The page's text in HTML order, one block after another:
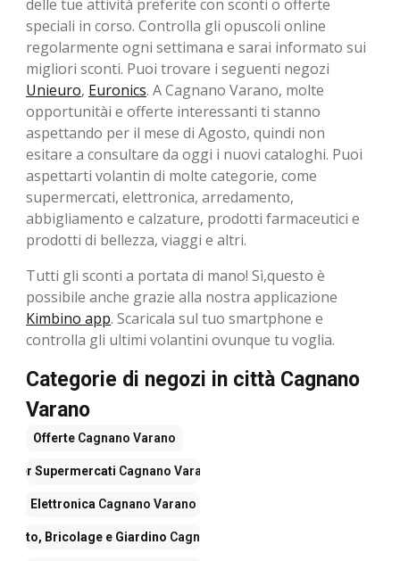
delle tue attività preferite con sconti o offerte
speciali in corso. Controlla gli opuscoli online
regolarmente ogni settimana e sarai informato sui
migliori sconti. Puoi trovare i seguenti negozi
Unieuro, Euronics. A Cagnano Varano, molte
opportunitài e offerte interessanti ti stanno
aspettando per il mese di Agosto, ​​quindi non
esitare a consultare da oggi i nuovi cataloghi. Puoi
aspettarti volantin di molte categorie, come
supermercati, elettronica, arredamento,
abbigliamento e calzature, prodotti farmaceutici e
prodotti di bellezza, viaggi e altri.
Tutti gli sconti a portata di mano! Sì,questo è
possibile anche grazie alla nostra applicazione
Kimbino app. Scaricala sul tuo smartphone e
controlla gli ultimi volantini ovunque tu voglia.
Categorie di negozi in città Cagnano
Varano
Offerte Cagnano Varano
Iper Supermercati Cagnano Varano
Elettronica Cagnano Varano
Bricolage e Giardino Cagnano Varano